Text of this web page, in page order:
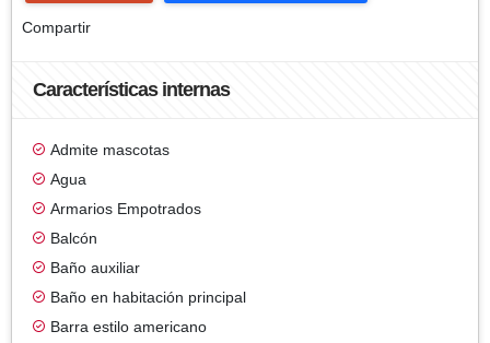
Compartir
Características internas
Admite mascotas
Agua
Armarios Empotrados
Balcón
Baño auxiliar
Baño en habitación principal
Barra estilo americano